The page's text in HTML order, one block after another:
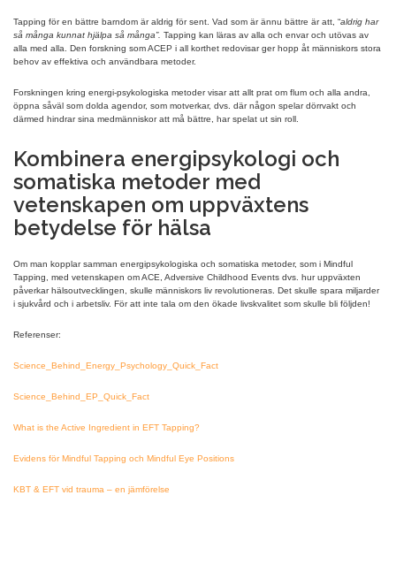
Tapping för en bättre barndom är aldrig för sent. Vad som är ännu bättre är att, “aldrig har
så många kunnat hjälpa så många”. Tapping kan läras av alla och envar och utövas av
alla med alla. Den forskning som ACEP i all korthet redovisar ger hopp åt människors stora
behov av effektiva och användbara metoder.
Forskningen kring energi-psykologiska metoder visar att allt prat om flum och alla andra,
öppna såväl som dolda agendor, som motverkar, dvs. där någon spelar dörrvakt och
därmed hindrar sina medmänniskor att må bättre, har spelat ut sin roll.
Kombinera energipsykologi och
somatiska metoder med
vetenskapen om uppväxtens
betydelse för hälsa
Om man kopplar samman energipsykologiska och somatiska metoder, som i Mindful
Tapping, med vetenskapen om ACE, Adversive Childhood Events dvs. hur uppväxten
påverkar hälsoutvecklingen, skulle människors liv revolutioneras. Det skulle spara miljarder
i sjukvård och i arbetsliv. För att inte tala om den ökade livskvalitet som skulle bli följden!
Referenser:
Science_Behind_Energy_Psychology_Quick_Fact
Science_Behind_EP_Quick_Fact
What is the Active Ingredient in EFT Tapping?
Evidens för Mindful Tapping och Mindful Eye Positions
KBT & EFT vid trauma – en jämförelse